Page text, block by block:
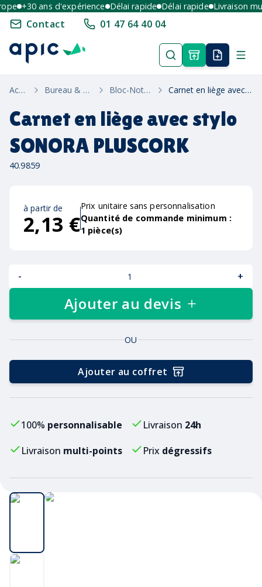
+30 ans d'expérience Délai rapide Délai rapide Livraison
Contact 01 47 64 40 04
Accueil Bureau & Ecriture Bloc-Notes Éco Carnet en liège avec stylo SONORA PLUSCORK
Carnet en liège avec stylo
SONORA PLUSCORK
40.9859
à partir de
2,13 €
Prix unitaire sans personnalisation
Quantité de commande minimum :
1 pièce(s)
- +
Ajouter au devis
OU
Ajouter au coffret
100% personnalisable Livraison 24h
Livraison multi-points Prix dégressifs